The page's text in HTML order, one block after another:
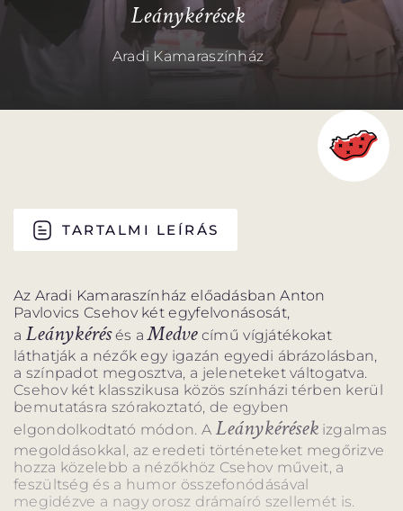
PROGRAM
PROGRAM
KULTUP VITÉZ LÁSZLÓ
Leánykérések
Aradi Kamaraszínház
TARTALMI LEÍRÁS
Az Aradi Kamaraszínház előadásban Anton
Pavlovics Csehov két egyfelvonásosát,
a Leánykérésés aMedvecímű vígjátékokat
láthatják a nézők egy igazán egyedi ábrázolásban,
a színpadot megosztva, a jeleneteket váltogatva.
Csehov két klasszikusa közös színházi térben kerül
bemutatásra szórakoztató, de egyben
elgondolkodtató módon. A Leánykérésekizgalmas
megoldásokkal, az eredeti történeteket megőrizve
hozza közelebb a nézőkhöz Csehov műveit, a
feszültség és a humor összefonódásával
megidézve a nagy orosz drámaíró szellemét is.